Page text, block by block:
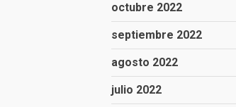
octubre 2022
septiembre 2022
agosto 2022
julio 2022